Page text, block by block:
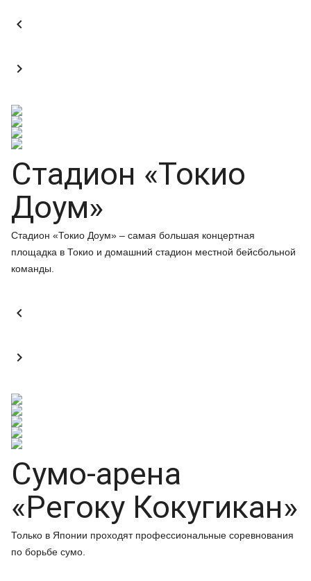


Стадион «Токио
Доум»
Стадион «Токио Доум» – самая большая концертная
площадка в Токио и домашний стадион местной бейсбольной
команды.


Сумо-арена
«Регоку Кокугикан»
Только в Японии проходят профессиональные соревнования
по борьбе сумо.